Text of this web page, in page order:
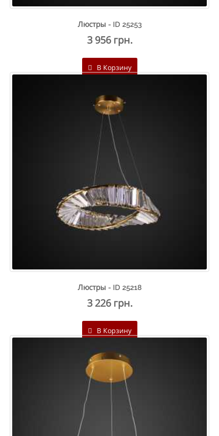
Люстры - ID 25253
3 956 грн.
В Корзину
Люстры - ID 25218
3 226 грн.
В Корзину